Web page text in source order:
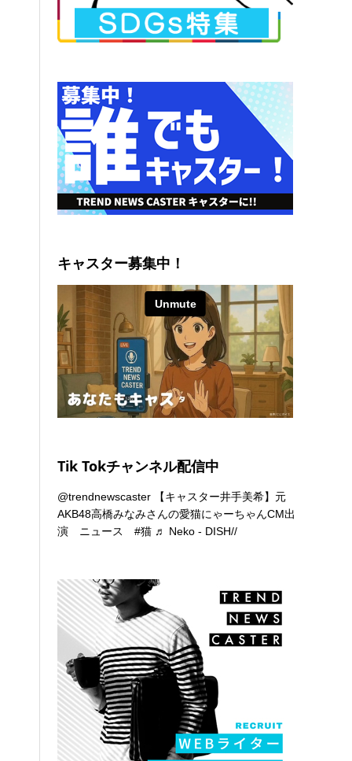
キャスター募集中！
Tik Tokチャンネル配信中
@trendnewscaster 【キャスター井手美希】元
AKB48高橋みなみさんの愛猫にゃーちゃんCM出
演 ニュース#猫 ♬ Neko - DISH//